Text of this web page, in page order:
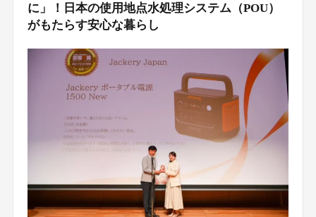
に」！日本の使用地点水処理システム（POU）
がもたらす安心な暮らし